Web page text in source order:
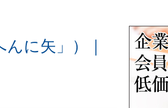
に矢」）｜